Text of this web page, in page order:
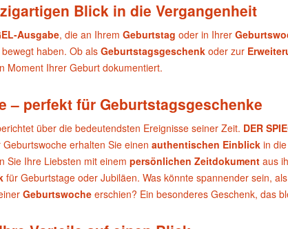
Blick in die Vergangenheit
Ausgabe, die an Ihrem Geburtstag oder in Ihrer
haben. Ob als Geburtstagsgeschenk oder zur
Moment Ihrer Geburt dokumentiert.
– perfekt für Geburtstagsgeschenke
über die bedeutendsten Ereignisse seiner Zeit. DER
erhalten Sie einen authentischen Einblick in
Sie Ihre Liebsten mit einem persönlichen Zeitdokument aus
für Geburtstage oder Jubiläen. Was könnte spannender sein,
Geburtswoche erschien? Ein besonderes Geschenk, das